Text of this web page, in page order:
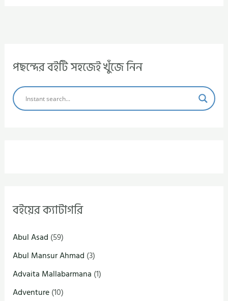
পছন্দের বইটি সহজেই খুঁজে নিন
বইয়ের ক্যাটাগরি
Abul Asad (59)
Abul Mansur Ahmad (3)
Advaita Mallabarmana (1)
Adventure(10)